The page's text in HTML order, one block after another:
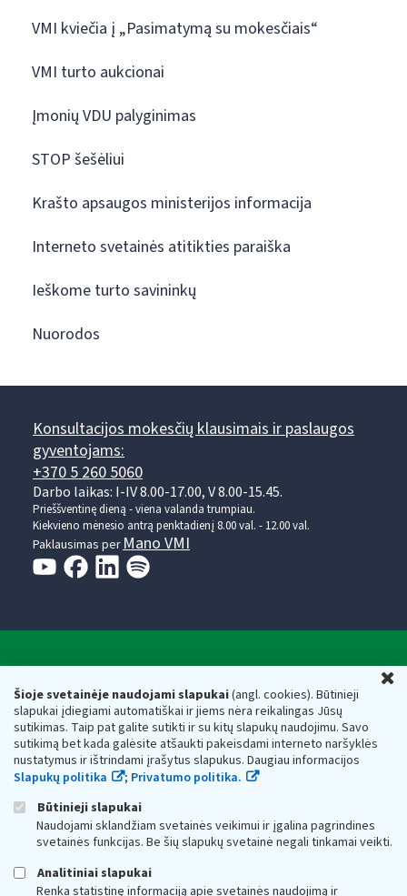
Šioje svetainėje naudojami slapukai(angl. cookies). Būtinieji
slapukai įdiegiami automatiškai ir jiems nėra reikalingas Jūsų
sutikimas. Taip pat galite sutikti ir su kitų slapukų naudojimu. Savo
sutikimą bet kada galėsite atšaukti pakeisdami interneto naršyklės
nustatymus ir ištrindami įrašytus slapukus. Daugiau informacijos
Slapukų politika
; Privatumo politika.
Būtinieji slapukai
Naudojami sklandžiam svetainės veikimui ir įgalina pagrindines
svetainės funkcijas. Be šių slapukų svetainė negali tinkamai veikti.
Analitiniai slapukai
Renka statistinę informaciją apie svetainės naudojimą ir
VMI kviečia į „Pasimatymą su mokesčiais“
VMI turto aukcionai
Įmonių VDU palyginimas
STOP šešėliui
Krašto apsaugos ministerijos informacija
Interneto svetainės atitikties paraiška
Ieškome turto savininkų
Nuorodos
Konsultacijos mokesčių klausimais ir paslaugos
gyventojams:
+370 5 260 5060
Darbo laikas: I-IV 8.00-17.00, V 8.00-15.45.
Prieššventinę dieną - viena valanda trumpiau.
Kiekvieno mėnesio antrą penktadienį 8.00 val. - 12.00 val.
Paklausimas per Mano VMI
Respublikos finansų ministerijos
Biudžetinė įstaiga. Juridinio asmens kodas — 188659752,
adresas: Vasario 16-osios g. 14, 01107 Vilnius, Lietuva, el.paštas:
vmi@vmi.lt, E. pristatymo dėžutės adresas 188659752
Duomenys apie Valstybinę mokesčių inspekciją prie Lietuvos
Respublikos finansų ministerijos kaupiami ir saugomi Juridinių